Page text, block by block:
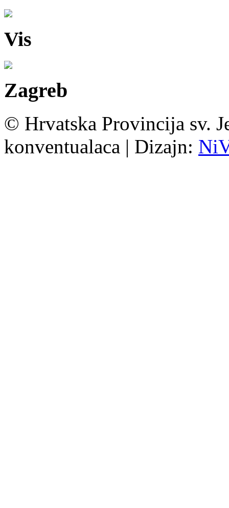
Vis
Zagreb
© Hrvatska Provincija sv.
konventualaca | Dizajn: